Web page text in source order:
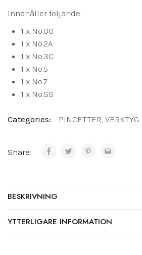
Innehåller följande:
1 x No.00
1 x No.2A
1 x No.3C
1 x No.5
1 x No.7
1 x No.SS
Categories: PINCETTER, VERKTYG
Share:
BESKRIVNING
YTTERLIGARE INFORMATION